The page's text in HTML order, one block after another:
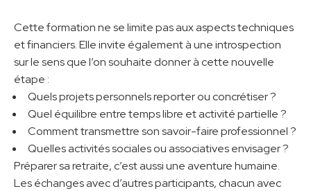
Cette formation ne se limite pas aux aspects techniques
et financiers. Elle invite également à une introspection
sur le sens que l’on souhaite donner à cette nouvelle
étape :
Quels projets personnels reporter ou concrétiser ?
Quel équilibre entre temps libre et activité partielle ?
Comment transmettre son savoir-faire professionnel ?
Quelles activités sociales ou associatives envisager ?
Préparer sa retraite, c’est aussi une aventure humaine.
Les échanges avec d’autres participants, chacun avec